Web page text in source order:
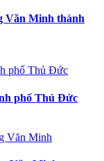
Văn Minh thành
phố Thủ Đức